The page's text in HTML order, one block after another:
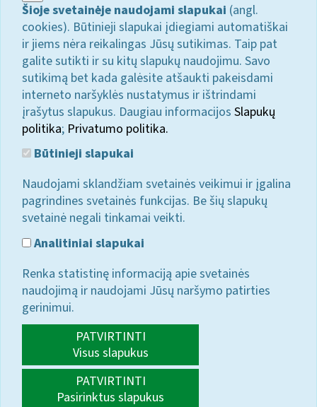
Šioje svetainėje naudojami slapukai (angl.
cookies). Būtinieji slapukai įdiegiami automatiškai
ir jiems nėra reikalingas Jūsų sutikimas. Taip pat
galite sutikti ir su kitų slapukų naudojimu. Savo
sutikimą bet kada galėsite atšaukti pakeisdami
interneto naršyklės nustatymus ir ištrindami
įrašytus slapukus. Daugiau informacijos Slapukų
politika; Privatumo politika.
Būtinieji slapukai
Naudojami sklandžiam svetainės veikimui ir įgalina
pagrindines svetainės funkcijas. Be šių slapukų
svetainė negali tinkamai veikti.
Analitiniai slapukai
Renka statistinę informaciją apie svetainės
naudojimą ir naudojami Jūsų naršymo patirties
gerinimui.
PATVIRTINTI
Visus slapukus
PATVIRTINTI
Pasirinktus slapukus